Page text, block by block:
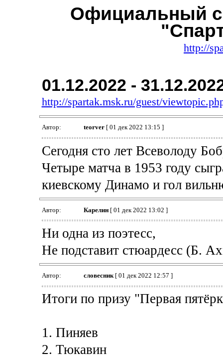
Официальный
http://
01.12.2022 -
http://spartak.msk.ru/guest/
Автор: teorver[ 01 дек 2022 13:15 ]
Сегодня сто лет Всеволоду
Четыре матча в 1953 году
киевскому Динамо и гол
Автор: Карелин[ 01 дек 2022 13:02 ]
Ни одна из поэтесс,
Не подставит стюардесс (Б.
Автор: словесник[ 01 дек 2022 12:57 ]
Итоги по призу "Первая
1. Пиняев
2. Тюкавин